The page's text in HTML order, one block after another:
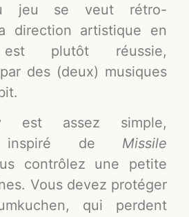
jeu se veut rétro-
direction artistique en
plutôt réussie,
des (deux) musiques
est assez simple,
inspiré de Missile
contrôlez une petite
Vous devez protéger
qui perdent